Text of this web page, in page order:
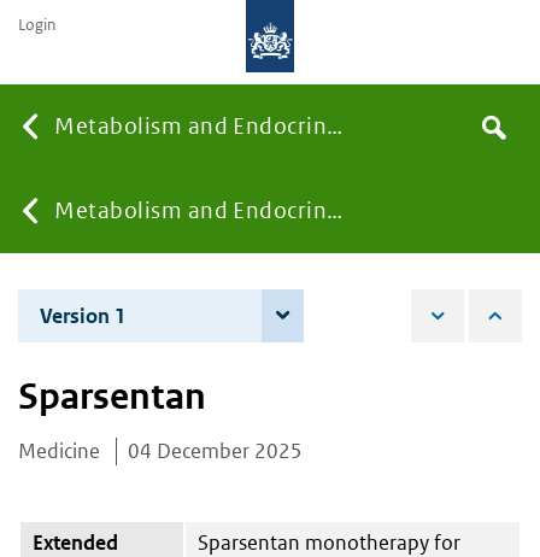
Metabolism and Endocrinology
You
are
here:
Metabolism and Endocrinology
the
Search
Login
Version 1
Sparsentan
Medicine 04 December 2025
Extended
Sparsentan monotherapy for